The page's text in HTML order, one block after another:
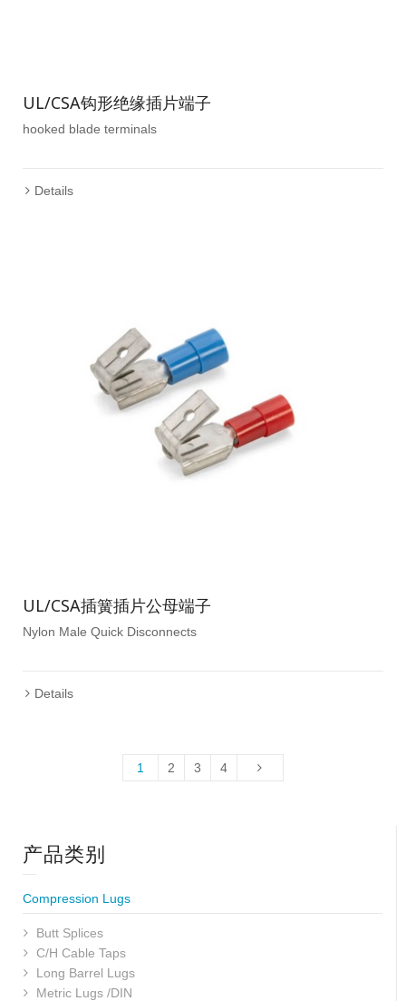
UL/CSA钩形绝缘插片端子
hooked blade terminals
Details
UL/CSA插簧插片公母端子
Nylon Male Quick Disconnects
Details
1 2 3 4
产品类别
Compression Lugs
Butt Splices
C/H Cable Taps
Long Barrel Lugs
Metric Lugs /DIN